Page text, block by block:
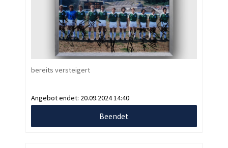
bereits versteigert
Angebot endet: 20.09.2024 14:40
Beendet